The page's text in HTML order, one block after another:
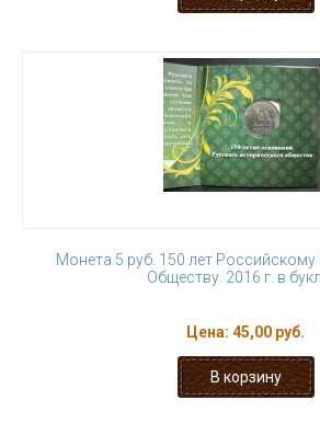
Монета 5 руб. 150 лет
Обществу. 2016 г. в
Цена: 45,00 руб.